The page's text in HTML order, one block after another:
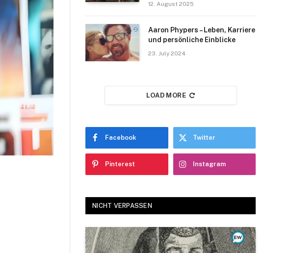
12. August 2025
Aaron Phypers – Leben, Karriere
und persönliche Einblicke
23. July 2024
LOAD MORE
Facebook Twitter
Pinterest Instagram
NICHT VERPASSEN